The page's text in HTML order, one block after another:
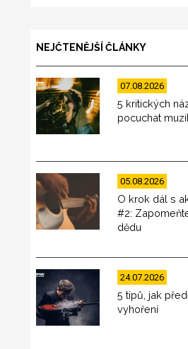
NEJČTENĚJŠÍ ČLÁNKY
07.08.2026
5 kritických
pocuchat
05.08.2026
O krok dál s
#2:
dědu
24.07.2026
5 tipů, jak
vyhoření